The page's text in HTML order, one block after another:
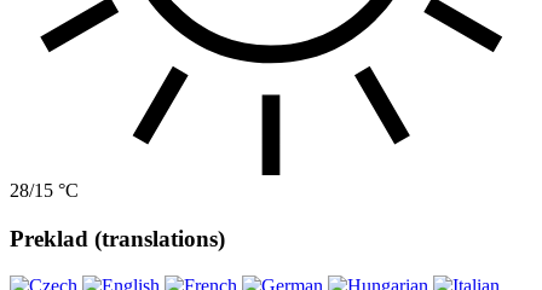
28/15 °C
Preklad (translations)